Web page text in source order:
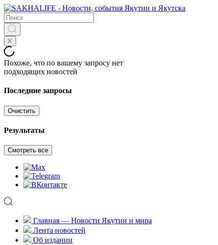
Похоже, что по вашему запросу нет
подходящих новостей
Последние запросы
Очистить
Результаты
Смотреть все
Главная — Новости Якутии и мира
Лента новостей
Об издании